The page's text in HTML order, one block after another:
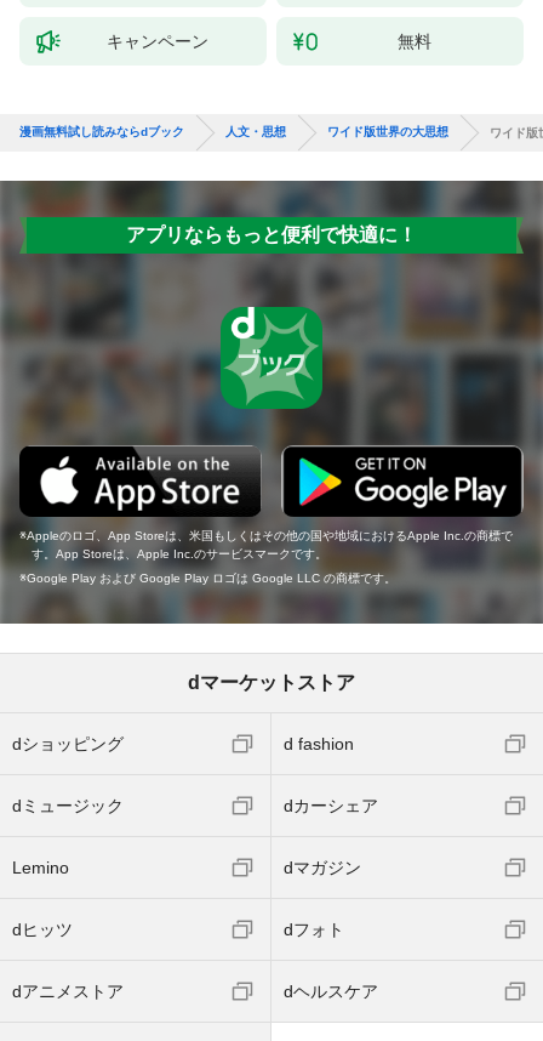
キャンペーン 無料
漫画無料試し読みならdブック 人文・思想 ワイド版世界の大思想 ワイド
アプリならもっと便利で快適に！
Appleのロゴ、App Storeは、米国もしくはその他の国や地域におけるApple Inc.の商標で
す。App Storeは、Apple Inc.のサービスマークです。
Google Play および Google Play ロゴは Google LLC の商標です。
dマーケットストア
dショッピング d fashion
dミュージック dカーシェア
Lemino dマガジン
dヒッツ dフォト
dアニメストア dヘルスケア